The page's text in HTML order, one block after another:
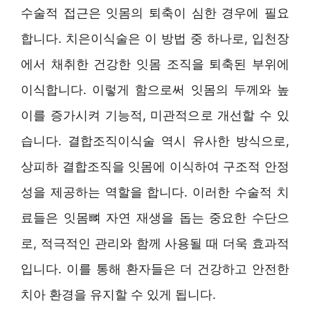
수술적 접근은 잇몸의 퇴축이 심한 경우에 필요
합니다. 치은이식술은 이 방법 중 하나로, 입천장
에서 채취한 건강한 잇몸 조직을 퇴축된 부위에
이식합니다. 이렇게 함으로써 잇몸의 두께와 높
이를 증가시켜 기능적, 미관적으로 개선할 수 있
습니다. 결합조직이식술 역시 유사한 방식으로,
상피하 결합조직을 잇몸에 이식하여 구조적 안정
성을 제공하는 역할을 합니다. 이러한 수술적 치
료들은 잇몸뼈 자연 재생을 돕는 중요한 수단으
로, 적극적인 관리와 함께 사용될 때 더욱 효과적
입니다. 이를 통해 환자들은 더 건강하고 안전한
치아 환경을 유지할 수 있게 됩니다.